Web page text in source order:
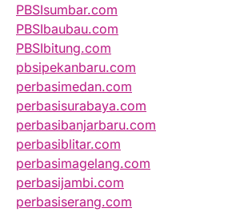
PBSIsumbar.com
PBSIbaubau.com
PBSIbitung.com
pbsipekanbaru.com
perbasimedan.com
perbasisurabaya.com
perbasibanjarbaru.com
perbasiblitar.com
perbasimagelang.com
perbasijambi.com
perbasiserang.com